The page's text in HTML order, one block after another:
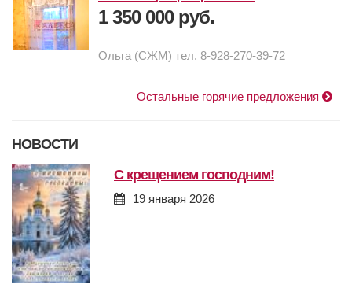
1 350 000 руб.
Ольга (СЖМ) тел. 8-928-270-39-72
Остальные горячие предложения
НОВОСТИ
с крещением господним!
19 января 2026